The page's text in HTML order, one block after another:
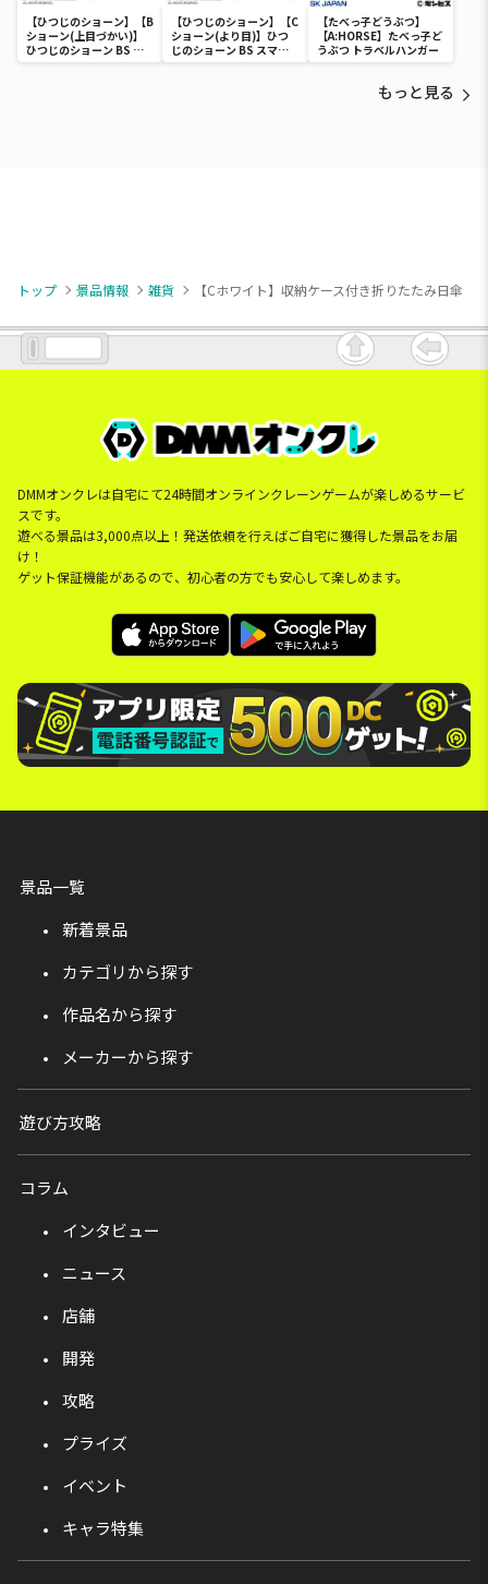
【ひつじのショーン】【B
ショーン(上目づかい)】
ひつじのショーン BS ス
マホショーンルダー
【ひつじのショーン】【C
ショーン(より目)】ひつ
じのショーン BS スマホ
ショーンルダー
【たべっ子どうぶつ】
【A:HORSE】たべっ子ど
うぶつ トラベルハンガー
もっと見る
トップ 景品情報 雑貨 【Cホワイト】収納ケース付き折りたたみ日傘
DMMオンクレは自宅にて24時間オンラインクレーンゲームが楽しめるサービ
スです。
遊べる景品は3,000点以上！発送依頼を行えばご自宅に獲得した景品をお届
け！
ゲット保証機能があるので、初心者の方でも安心して楽しめます。
景品一覧
新着景品
カテゴリから探す
作品名から探す
メーカーから探す
遊び方攻略
コラム
インタビュー
ニュース
店舗
開発
攻略
プライズ
イベント
キャラ特集